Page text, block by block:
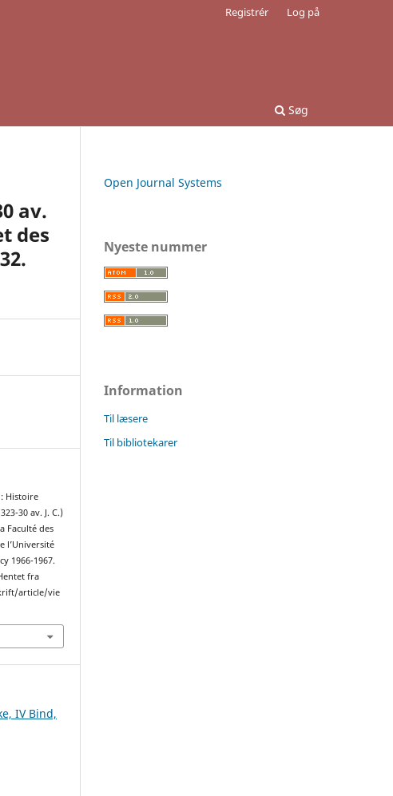
Søg
Registrér Log på
av.
des
Histoire
30 av. J. C.)
Faculté des
l’Université
1966-1967.
fra
article/vie
IV Bind,
Open Journal Systems
Nyeste nummer
Information
Til læsere
Til bibliotekarer